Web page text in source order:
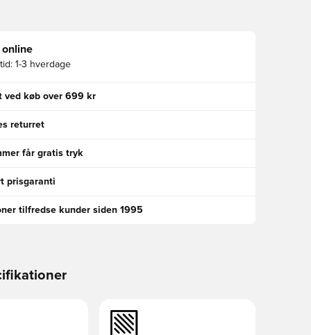
online
1-3 hverdage
ved køb over 699 kr
returret
får gratis tryk
prisgaranti
tilfredse kunder siden 1995